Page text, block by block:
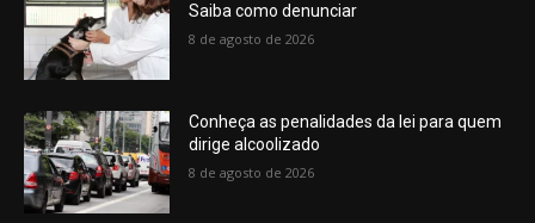
Saiba como denunciar
8 de agosto de 2026
Conheça as penalidades da lei para quem
dirige alcoolizado
8 de agosto de 2026